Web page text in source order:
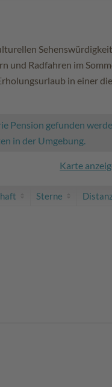
und Radfahren im
in einer
Pension gefunden
in der Umgebung.
Karte
Sterne